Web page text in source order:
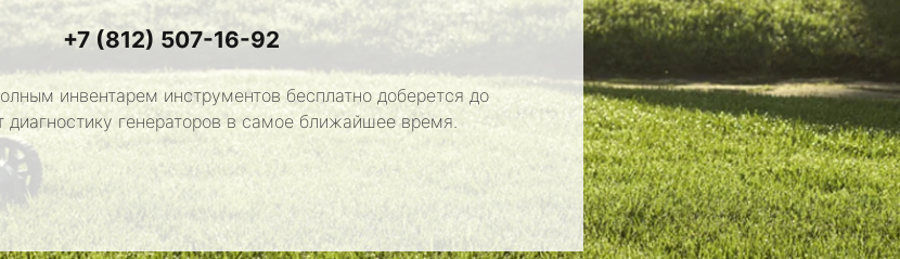
+7 (812) 507-16-92
инвентарем инструментов бесплатно доберется до
диагностику генераторов в самое ближайшее время.